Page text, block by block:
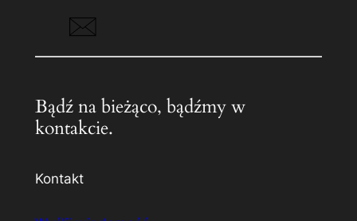
Bądź na bieżąco, bądźmy w
kontakcie.
Kontakt